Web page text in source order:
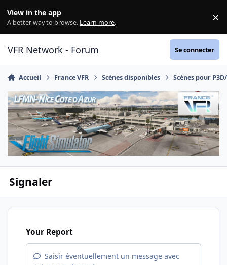
View in the app
A better way to browse. Learn more. ×
VFR Network - Forum Se connecter
Accueil France VFR Scènes disponibles Scènes pour
Signaler
Your Report
Saisir éventuellement un message avec